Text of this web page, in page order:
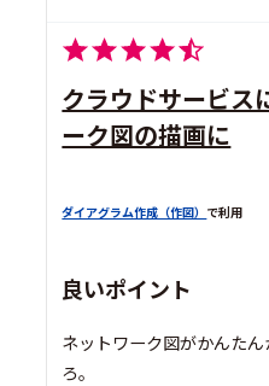
クラウドサービス
ーク図の描画に
ダイアグラム作成（作図） で利用
良いポイント
ネットワーク図がかんた
ろ。